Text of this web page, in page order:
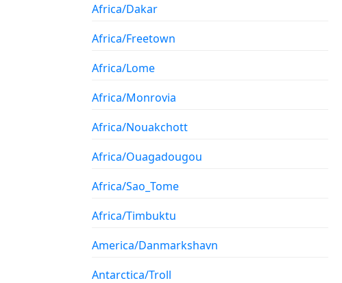
Africa/Dakar
Africa/Freetown
Africa/Lome
Africa/Monrovia
Africa/Nouakchott
Africa/Ouagadougou
Africa/Sao_Tome
Africa/Timbuktu
America/Danmarkshavn
Antarctica/Troll